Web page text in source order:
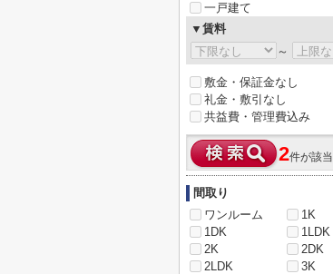
一戸建て
▼賃料
～
敷金・保証金なし
礼金・敷引なし
共益費・管理費込み
2件が該当
間取り
ワンルーム
1K
1DK
1LDK
2K
2DK
2LDK
3K